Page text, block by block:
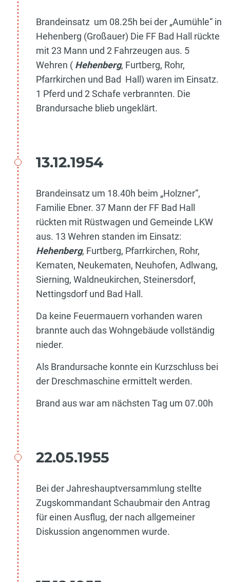
Brandeinsatz um 08.25h bei der „Aumühle“ in
Hehenberg (Großauer) Die FF Bad Hall rückte
mit 23 Mann und 2 Fahrzeugen aus. 5
Wehren ( Hehenberg, Furtberg, Rohr,
Pfarrkirchen und Bad Hall) waren im Einsatz.
1 Pferd und 2 Schafe verbrannten. Die
Brandursache blieb ungeklärt.
13.12.1954
Brandeinsatz um 18.40h beim „Holzner“,
Familie Ebner. 37 Mann der FF Bad Hall
rückten mit Rüstwagen und Gemeinde LKW
aus. 13 Wehren standen im Einsatz:
Hehenberg, Furtberg, Pfarrkirchen, Rohr,
Kematen, Neukematen, Neuhofen, Adlwang,
Sierning, Waldneukirchen, Steinersdorf,
Nettingsdorf und Bad Hall.
Da keine Feuermauern vorhanden waren
brannte auch das Wohngebäude vollständig
nieder.
Als Brandursache konnte ein Kurzschluss bei
der Dreschmaschine ermittelt werden.
Brand aus war am nächsten Tag um 07.00h
22.05.1955
Bei der Jahreshauptversammlung stellte
Zugskommandant Schaubmair den Antrag
für einen Ausflug, der nach allgemeiner
Diskussion angenommen wurde.